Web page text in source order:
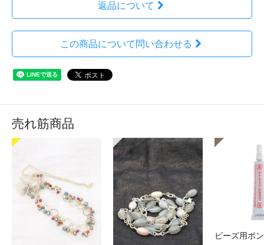
返品について
この商品について問い合わせる
売れ筋商品
ビーズ用ボ